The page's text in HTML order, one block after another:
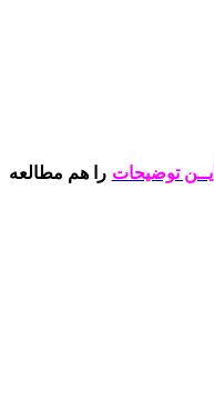
ایــن توضیحات را هم مطالعه